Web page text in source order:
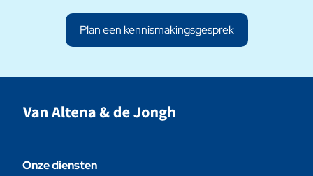
Plan een kennismakingsgesprek
Onze diensten